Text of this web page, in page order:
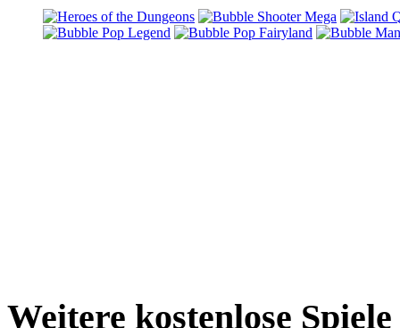
Weitere kostenlose